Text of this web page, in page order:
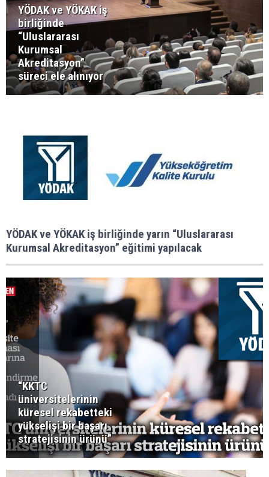
YÖDAK ve YÖKAK iş
birliğinde
“Uluslararası
Kurumsal
Akreditasyon”
süreci ele alınıyor
YÖDAK ve YÖKAK iş birliğinde yarın “Uluslararası
Kurumsal Akreditasyon” eğitimi yapılacak
“KKTC
üniversitelerinin
küresel rekabetteki
yükselişi bir başarı
stratejisinin ürünü”